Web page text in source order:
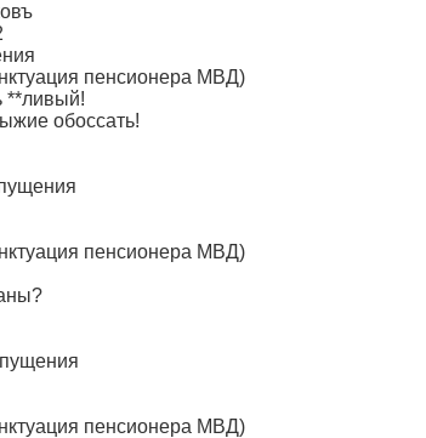
пенсионера МВД)
**ливый!
обоссать!
пенсионера МВД)
пенсионера МВД)